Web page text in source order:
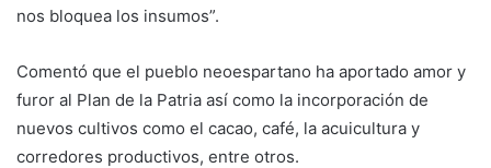
nos bloquea los insumos”.
Comentó que el pueblo neoespartano ha aportado amor y
furor al Plan de la Patria así como la incorporación de
nuevos cultivos como el cacao, café, la acuicultura y
corredores productivos, entre otros.